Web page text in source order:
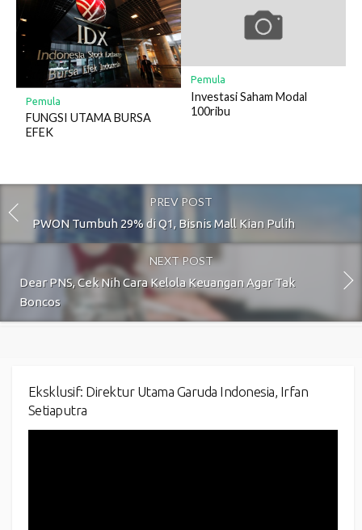
Pemula
FUNGSI UTAMA BURSA
EFEK
Pemula
Investasi Saham Modal
100ribu
PREV POST
PWON Tumbuh 29% di Q1, Bisnis Mall Kian Pulih
NEXT POST
Dear PNS, Cek Nih Cara Kelola Keuangan Agar Tak
Boncos
Eksklusif: Direktur Utama Garuda Indonesia, Irfan
Setiaputra